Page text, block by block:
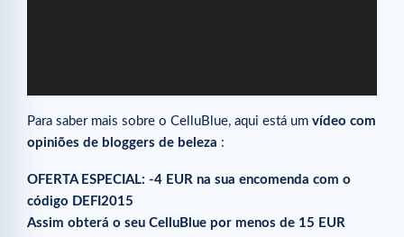
Para saber mais sobre o CelluBlue, aqui está um vídeo com
opiniões de bloggers de beleza :
OFERTA ESPECIAL: -4 EUR na sua encomenda com o
código DEFI2015
Assim obterá o seu CelluBlue por menos de 15 EUR